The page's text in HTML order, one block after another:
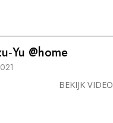
@home
BEKIJK VIDEO